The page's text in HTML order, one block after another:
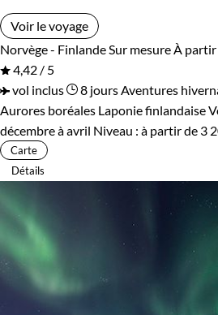
Voir le voyage
Norvège - Finlande Sur mesure À partir
4,42 / 5
vol inclus
8 jours Aventures
Aurores boréales Laponie finlandaise
décembre à avril Niveau : à partir de 3
Carte
Détails